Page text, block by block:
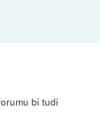
bi tudi